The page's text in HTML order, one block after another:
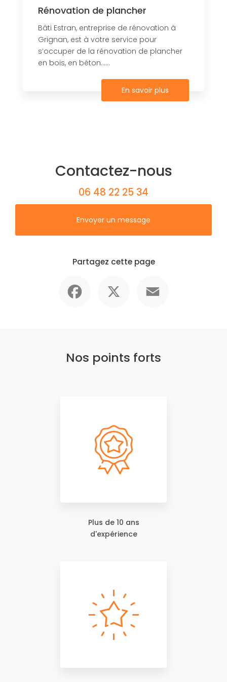
Rénovation de plancher
Bâti Estran, entreprise de rénovation à
Grignan, est à votre service pour
s’occuper de la rénovation de plancher
en bois, en béton......
En savoir plus
Contactez-nous
06 48 22 25 34
Envoyer un message
Partagez cette page
Nos points forts
Plus de 10 ans
d'expérience